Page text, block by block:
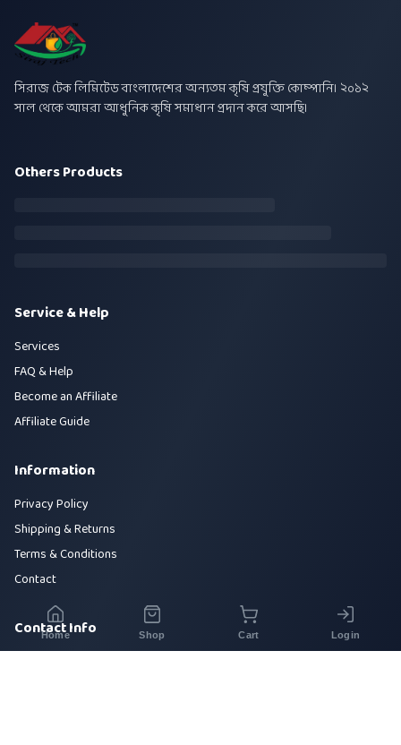
সিরাজ টেক লিমিটেড বাংলাদেশের অন্যতম কৃষি প্রযুক্তি কোম্পানি। ২০১২
সাল থেকে আমরা আধুনিক কৃষি সমাধান প্রদান করে আসছি।
Others Products
Service & Help
Services
FAQ & Help
Become an Affiliate
Affiliate Guide
Information
Privacy Policy
Shipping & Returns
Terms & Conditions
Contact
Contact Info
Home Shop Cart Login